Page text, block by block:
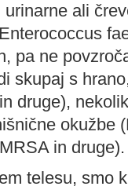
ali
pa ne
skupaj s
druge),
okužbe
in druge).
telesu, smo